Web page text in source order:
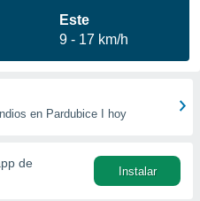
Este
9
17 km/h
en Pardubice I hoy
de
Instalar